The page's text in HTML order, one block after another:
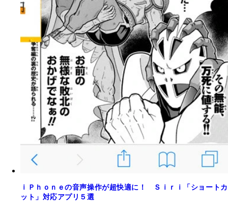
ｉＰｈｏｎｅの音声操作が超快適に！ Ｓｉｒｉ「ショートカ
ット」対応アプリ５選